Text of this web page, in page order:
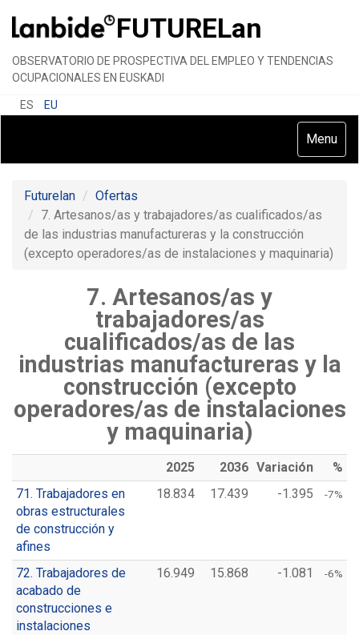
FUTURELan
OBSERVATORIO DE PROSPECTIVA DEL EMPLEO Y TENDENCIAS
OCUPACIONALES EN EUSKADI
ES EU
Toggle
Menu
Futurelan
Ofertas
7. Artesanos/as y trabajadores/as cualificados/as
de las industrias manufactureras y la construcción
(excepto operadores/as de instalaciones y maquinaria)
7. Artesanos/as y
trabajadores/as
cualificados/as de las
industrias manufactureras y la
construcción (excepto
operadores/as de instalaciones
y maquinaria)
2025 2036 Variación
%
71. Trabajadores en
obras estructurales
de construcción y
afines
18.834 17.439 -1.395 -7%
72. Trabajadores de
acabado de
construcciones e
instalaciones
16.949 15.868 -1.081 -6%